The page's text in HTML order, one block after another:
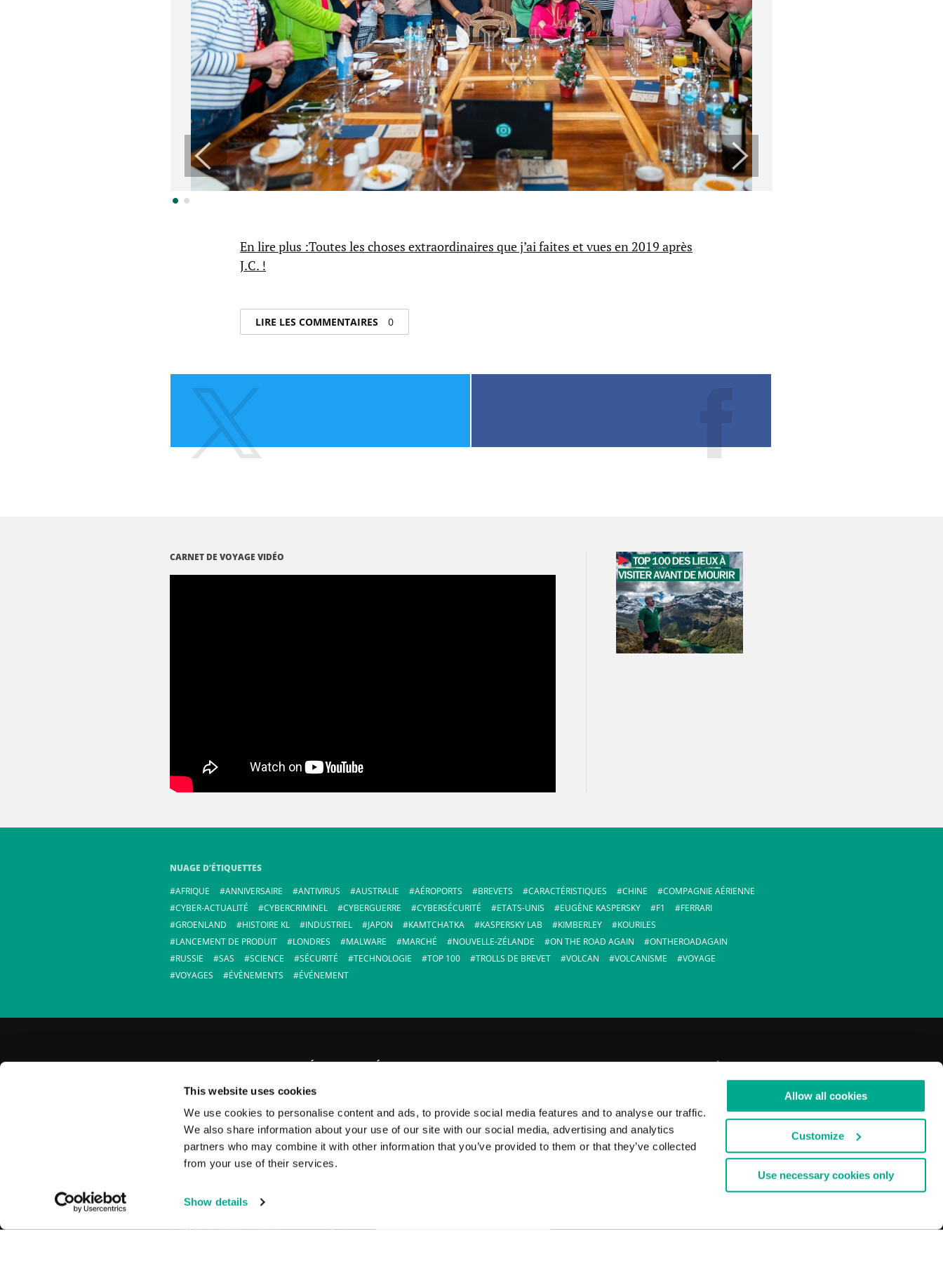
This website uses cookies
We use cookies to personalise content and ads, to provide social media features and to analyse our traffic.
We also share information about your use of our site with our social media, advertising and analytics
partners who may combine it with other information that you’ve provided to them or that they’ve collected
from your use of their services.
Show details
Allow all cookies
Customize
Use necessary cookies only
En lire plus :Toutes les choses extraordinaires que j’ai faites et vues en 2019 après
J.C. !
LIRE LES COMMENTAIRES 0
CARNET DE VOYAGE VIDÉO
NUAGE D’ÉTIQUETTES
AFRIQUE
ANNIVERSAIRE ANTIVIRUS AUSTRALIE AÉROPORTS BREVETS CARACTÉRISTIQUES CHINE
COMPAGNIE AÉRIENNE
CYBER-ACTUALITÉ
CYBERCRIMINEL CYBERGUERRE CYBERSÉCURITÉ ETATS-UNIS EUGÈNE KASPERSKY F1
FERRARI
GROENLAND
HISTOIRE KL INDUSTRIEL JAPON KAMTCHATKA KASPERSKY LAB KIMBERLEY
KOURILES
LANCEMENT DE PRODUIT
LONDRES MALWARE MARCHÉ NOUVELLE-ZÉLANDE ON THE ROAD AGAIN
ONTHEROADAGAIN
RUSSIE
SAS SCIENCE SÉCURITÉ TECHNOLOGIE TOP 100 TROLLS DE BREVET VOLCAN VOLCANISME
VOYAGE
VOYAGES
ÉVÈNEMENTS ÉVÉNEMENT
CLAUSE DE NON-RESPONSABILITÉ
d'Eugène Kaspersky et non les positions
ARCHIVES
SÉLECTIONNER LE MOIS
ÉTIQUETTES
BUZZ
ÉVÉNEMENTS
NOTES DE VOYAGES
POLITIQUE DE CONFIDENTIALITÉ
KASPERSKY
BLOG OFFICIEL DE KASPERSKY